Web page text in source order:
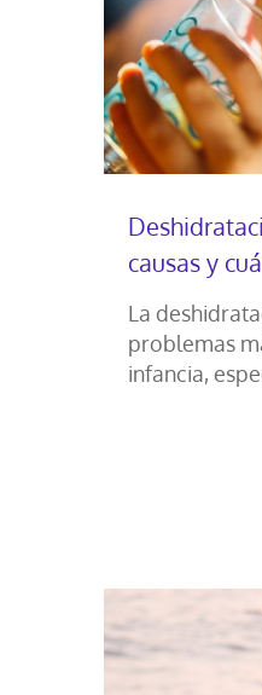
causas y
La
problemas
infancia,